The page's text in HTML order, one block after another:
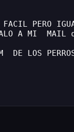
FACIL PERO
A MI
DE LOS